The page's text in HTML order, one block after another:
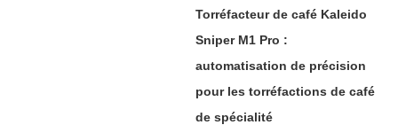
Torréfacteur de café Kaleido
Sniper M1 Pro :
automatisation de précision
pour les torréfactions de café
de spécialité